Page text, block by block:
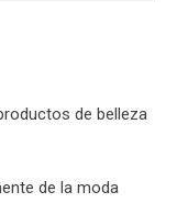
de belleza
de la moda